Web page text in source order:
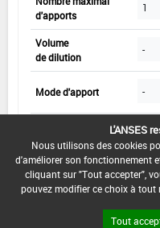
d'apports
1
Volume
de dilution
-
Mode d'apport -
Epoque d'apport /
Stades d'application
à
L'ANSES
Nous utilisons des cookies
d'améliorer son fonctionnement
cliquant sur "Tout accepter",
pouvez modifier ce choix à
Tout